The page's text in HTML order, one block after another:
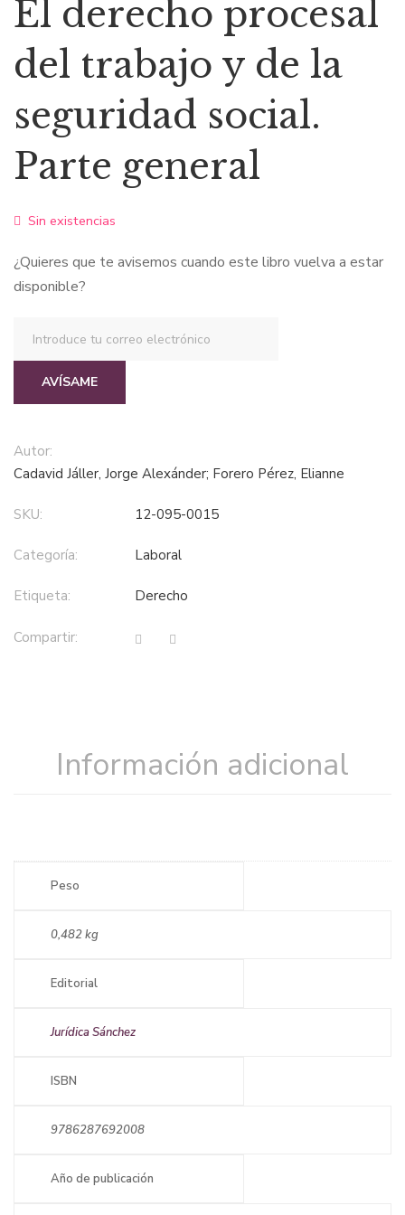
El derecho procesal
del trabajo y de la
seguridad social.
Parte general
Sin existencias
¿Quieres que te avisemos cuando este libro vuelva a estar
disponible?
AVÍSAME
Autor:
Cadavid Jáller, Jorge Alexánder; Forero Pérez, Elianne
SKU: 12-095-0015
Categoría: laboral
Etiqueta: derecho
Compartir:
Información adicional
Peso
0,482 kg
Editorial
Jurídica Sánchez
ISBN
9786287692008
Año de publicación